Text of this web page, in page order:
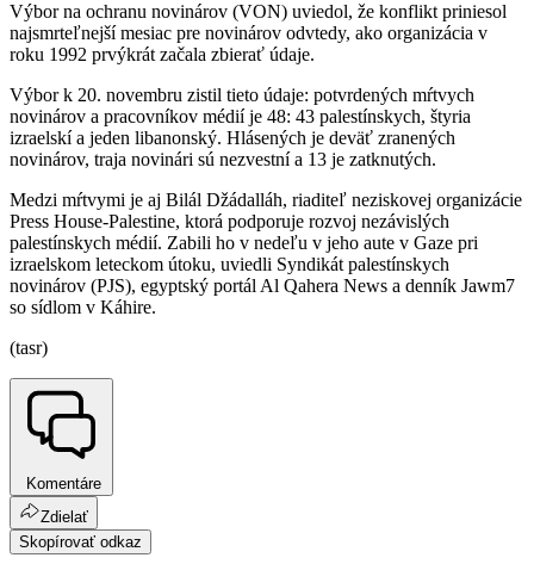
Výbor na ochranu novinárov (VON) uviedol, že konflikt priniesol
najsmrteľnejší mesiac pre novinárov odvtedy, ako organizácia v
roku 1992 prvýkrát začala zbierať údaje.
Výbor k 20. novembru zistil tieto údaje: potvrdených mŕtvych
novinárov a pracovníkov médií je 48: 43 palestínskych, štyria
izraelskí a jeden libanonský. Hlásených je deväť zranených
novinárov, traja novinári sú nezvestní a 13 je zatknutých.
Medzi mŕtvymi je aj Bilál Džádalláh, riaditeľ neziskovej organizácie
Press House-Palestine, ktorá podporuje rozvoj nezávislých
palestínskych médií. Zabili ho v nedeľu v jeho aute v Gaze pri
izraelskom leteckom útoku, uviedli Syndikát palestínskych
novinárov (PJS), egyptský portál Al Qahera News a denník Jawm7
so sídlom v Káhire.
(tasr)
Komentáre
Zdielať
Skopírovať odkaz